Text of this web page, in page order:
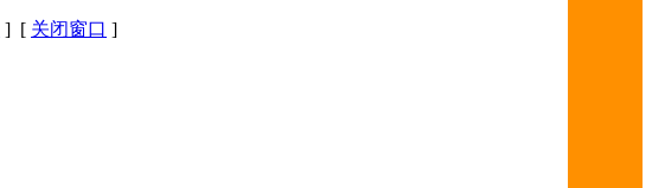
] [ 关闭窗口 ]